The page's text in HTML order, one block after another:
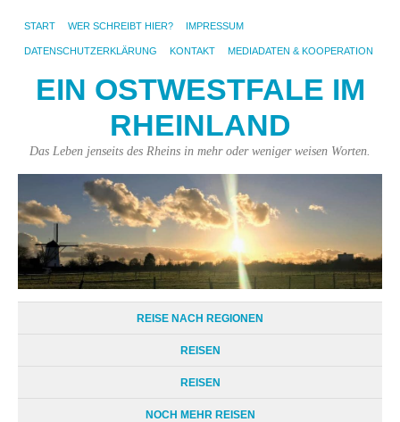
START WER SCHREIBT HIER? IMPRESSUM
DATENSCHUTZERKLÄRUNG KONTAKT MEDIADATEN & KOOPERATION
EIN OSTWESTFALE IM
RHEINLAND
Das Leben jenseits des Rheins in mehr oder weniger weisen Worten.
REISE NACH REGIONEN
REISEN
REISEN
NOCH MEHR REISEN